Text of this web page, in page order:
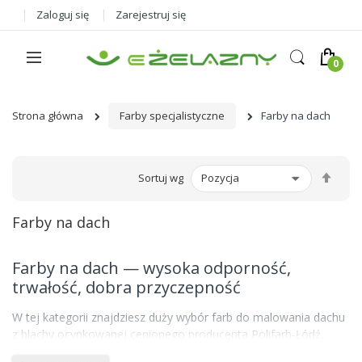
Zaloguj się Zarejestruj się
Strona główna Farby specjalistyczne Farby na dach
Farby na dach
Farby na dach — wysoka odporność,
trwałość, dobra przyczepność
W tej kategorii znajdziesz duży wybór farb do malowania dachu
z blachy ocynkowanej cenionego producenta Polifarb-Łódź,
Sortuj wg